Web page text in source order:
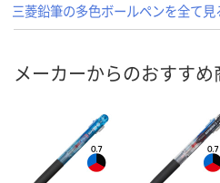
三菱鉛筆の多色ボールペンを全て見
メーカーからのおすすめ